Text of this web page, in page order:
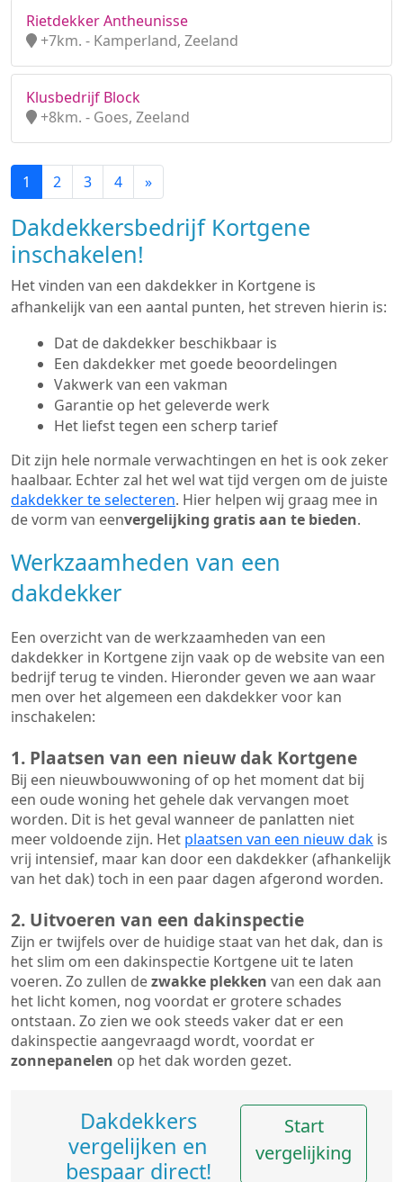
Rietdekker Antheunisse
+7km. - Kamperland, Zeeland
Klusbedrijf Block
+8km. - Goes, Zeeland
1 2 3 4 »
Dakdekkersbedrijf Kortgene
inschakelen!
Het vinden van een dakdekker in Kortgene is
afhankelijk van een aantal punten, het streven hierin is:
Dat de dakdekker beschikbaar is
Een dakdekker met goede beoordelingen
Vakwerk van een vakman
Garantie op het geleverde werk
Het liefst tegen een scherp tarief
Dit zijn hele normale verwachtingen en het is ook zeker
haalbaar. Echter zal het wel wat tijd vergen om de juiste
dakdekker te selecteren. Hier helpen wij graag mee in
de vorm van eenvergelijking gratis aan te bieden.
Werkzaamheden van een
dakdekker
Een overzicht van de werkzaamheden van een
dakdekker in Kortgene zijn vaak op de website van een
bedrijf terug te vinden. Hieronder geven we aan waar
men over het algemeen een dakdekker voor kan
inschakelen:
1. Plaatsen van een nieuw dak Kortgene
Bij een nieuwbouwwoning of op het moment dat bij
een oude woning het gehele dak vervangen moet
worden. Dit is het geval wanneer de panlatten niet
meer voldoende zijn. Het plaatsen van een nieuw dak is
vrij intensief, maar kan door een dakdekker (afhankelijk
van het dak) toch in een paar dagen afgerond worden.
2. Uitvoeren van een dakinspectie
Zijn er twijfels over de huidige staat van het dak, dan is
het slim om een dakinspectie Kortgene uit te laten
voeren. Zo zullen dezwakke plekken van een dak aan
het licht komen, nog voordat er grotere schades
ontstaan. Zo zien we ook steeds vaker dat er een
dakinspectie aangevraagd wordt, voordat er
zonnepanelen op het dak worden gezet.
Dakdekkers
vergelijken en
bespaar direct!
Start
vergelijking